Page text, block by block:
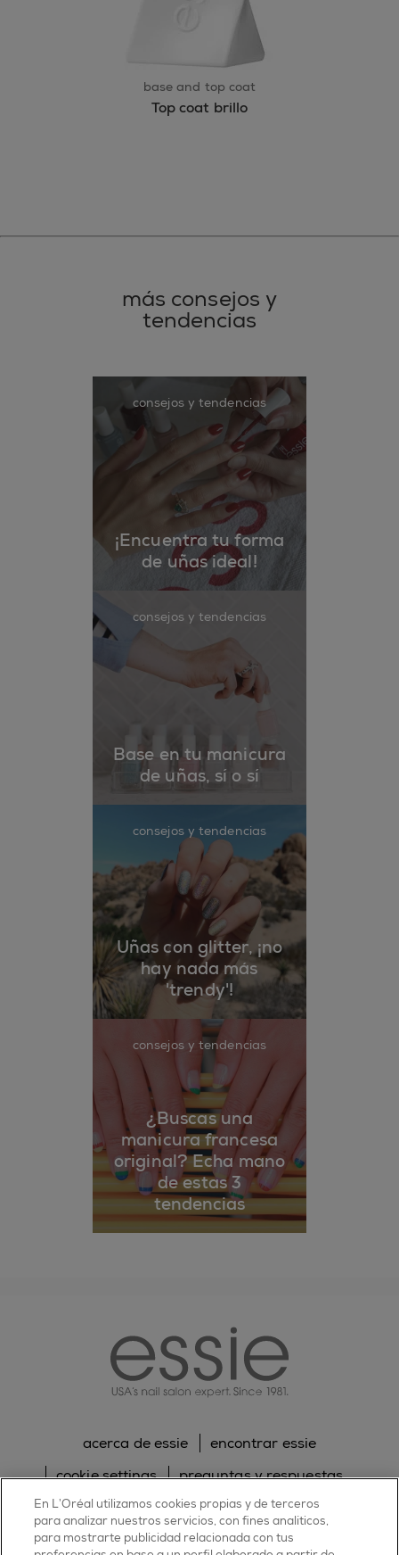
base and top coat
Top coat brillo
más consejos y
tendencias
consejos y tendencias
¡Encuentra tu forma
de uñas ideal!
consejos y tendencias
Base en tu manicura
de uñas, sí o sí
consejos y tendencias
Uñas con glitter, ¡no
hay nada más
'trendy'!
consejos y tendencias
¿Buscas una
manicura francesa
original? Echa mano
de estas 3
tendencias
acerca de essie
encontrar essie
cookie settings
preguntas y respuestas
sitemap
contacta con nosotros
política de cookies
política de privacidad
En L’Oréal utilizamos cookies propias y de terceros
para analizar nuestros servicios, con fines analíticos,
para mostrarte publicidad relacionada con tus